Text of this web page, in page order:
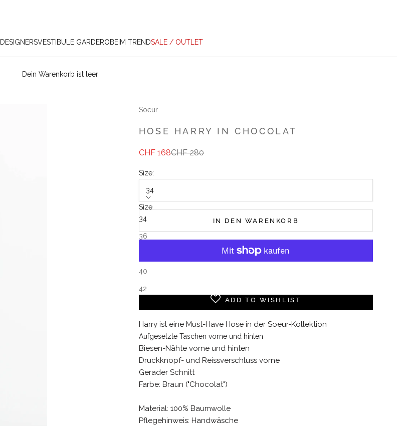
DESIGNERSVESTIBULE GARDEROBEIM TRENDSALE / OUTLET
Dein Warenkorb ist leer
Soeur
HOSE HARRY IN CHOCOLAT
Angebot
CHF 168
Regulärer Preis
CHF 280
Size:
34
Size
34
36
40
42
IN DEN WARENKORB
ADD TO WISHLIST
Harry ist eine Must-Have Hose in der Soeur-Kollektion
Aufgesetzte Taschen vorne und hinten
Biesen-Nähte vorne und hinten
Druckknopf- und Reissverschluss vorne
Gerader Schnitt
Farbe: Braun ("Chocolat")
Material: 100% Baumwolle
Pflegehinweis: Handwäsche